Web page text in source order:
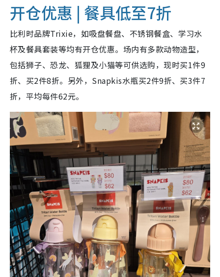
开仓优惠 | 餐具低至7折
比利时品牌Trixie，如吸盘餐盘、不锈钢餐盒、学习水
杯及餐具套装等均有开仓优惠。场内有多款动物造型，
包括狮子、恐龙、狐狸及小猫等可供选购，现时买1件9
折、买2件8折。另外，Snapkis水瓶买2件9折、买3件7
折，平均每件62元。